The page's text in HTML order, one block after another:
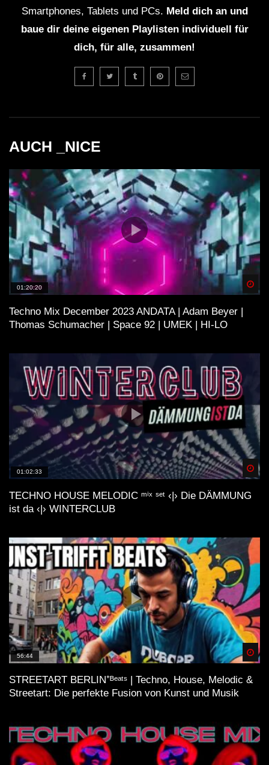
Smartphones, Tablets und PCs. Meld dich an und
baue dir deine eigenen Playlisten individuell für
dich, für alle, zusammen!
AUCH _NICE
01:20:20
Techno Mix December 2023 ANDATA | Adam Beyer |
Thomas Schumacher | Space 92 | UMEK | HI-LO
01:02:33
TECHNO HOUSE MELODIC ᵐⁱˣ ˢᵉᵗ ‹|› Die DÄMMUNG
ist da ‹|› WINTERCLUB
56:44
STREETART BERLIN⁺ᴮᵉᵃᵗˢ | Techno, House, Melodic &
Streetart: Die perfekte Fusion von Kunst und Musik